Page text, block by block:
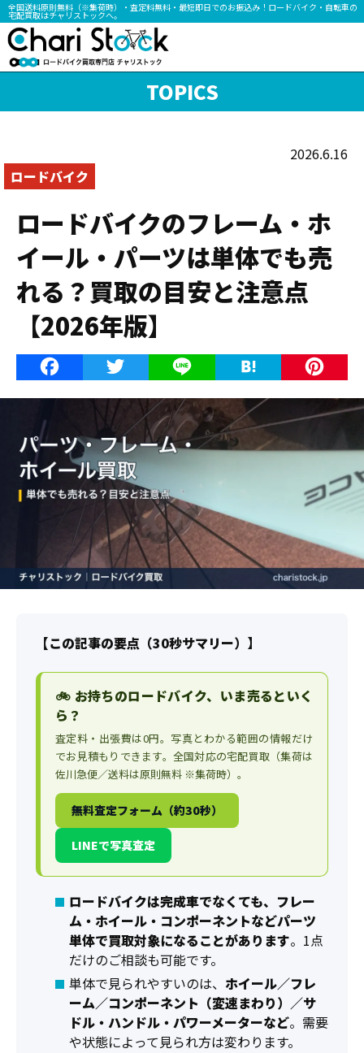
全国送料原則無料（※集荷時）・査定料無料・最短即日でのお振込み！ロードバイク・自転車の
宅配買取はチャリストックへ。
TOPICS
ロードバイク
2026.6.16
ロードバイクのフレーム・ホ
イール・パーツは単体でも売
れる？買取の目安と注意点
【2026年版】
Facebook
TwitterLine
【この記事の要点（30秒サマリー）】
🚲 お持ちのロードバイク、いま売るといく
ら？
査定料・出張費は0円。写真とわかる範囲の情報だけ
でお見積もりできます。全国対応の宅配買取（集荷は
佐川急便／送料は原則無料 ※集荷時）。
無料査定フォーム（約30秒）
LINEで写真査定
ロードバイクは完成車でなくても、フレー
ム・ホイール・コンポーネントなどパーツ
単体で買取対象になることがあります。1点
だけのご相談も可能です。
単体で見られやすいのは、 ホイール／フレ
ーム／コンポーネント（変速まわり）／サ
ドル・ハンドル・パワーメーターなど。需要
や状態によって見られ方は変わります。